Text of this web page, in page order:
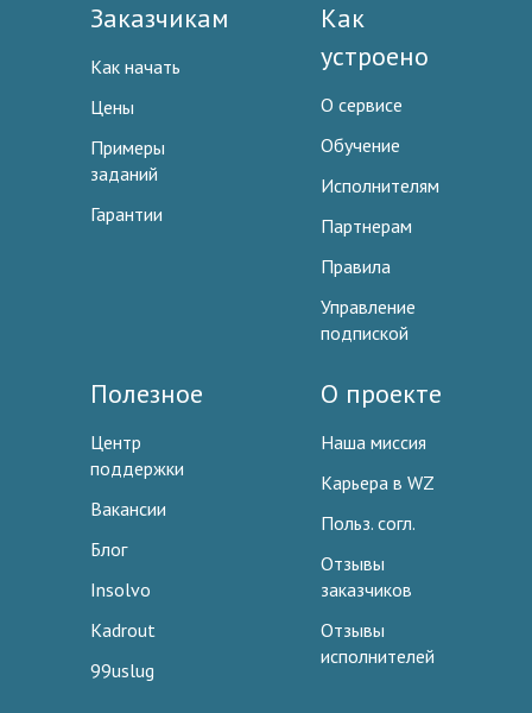
Заказчикам
Как начать
Цены
Примеры
заданий
Гарантии
Как
устроено
О сервисе
Обучение
Исполнителям
Партнерам
Правила
Управление
подпиской
Полезное
Центр
поддержки
Вакансии
Блог
Insolvo
Kadrout
99uslug
О проекте
Наша миссия
Карьера в WZ
Польз. согл.
Отзывы
заказчиков
Отзывы
исполнителей